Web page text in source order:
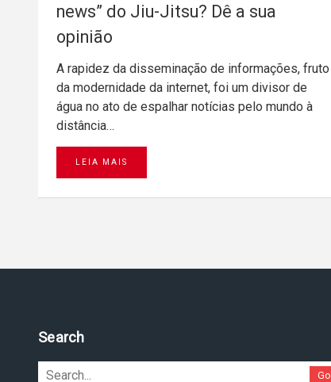
news” do Jiu-Jitsu? Dê a sua
opinião
A rapidez da disseminação de informações, fruto
da modernidade da internet, foi um divisor de
água no ato de espalhar notícias pelo mundo à
distância…
LEIA MAIS
Search
Go